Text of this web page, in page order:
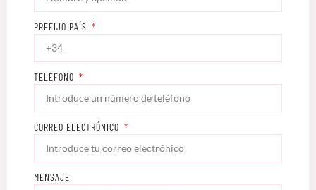
PREFIJO PAÍS
TELÉFONO
CORREO ELECTRÓNICO
MENSAJE